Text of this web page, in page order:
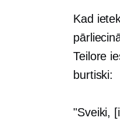
Kad
Teilore
burtiski:
"Sveiki,